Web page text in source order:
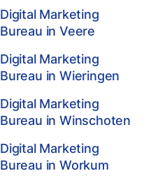
Digital Marketing
Bureau in Veere
Digital Marketing
Bureau in Wieringen
Digital Marketing
Bureau in Winschoten
Digital Marketing
Bureau in Workum